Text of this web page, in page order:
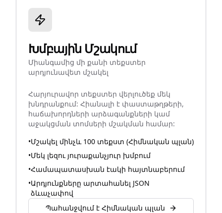
Խմբային Մշակում
Միանգամից մի քանի տեքստեր
արդյունավետ մշակել
Հարյուրավոր տեքստեր վերլուծեք մեկ
խնդրանքում: Հիանալի է փաստաթղթերի,
հաճախորդների արձագանքների կամ
աջակցման տոմսերի մշակման համար:
•Մշակել մինչև 100 տեքստ (Հիմնական պլան)
•Մեկ լեզու յուրաքանչյուր խմբում
•Համապատասխան էակի հայտնաբերում
•Արդյունքները արտահանել JSON
ձևաչափով
Պահանջվում է Հիմնական պլան